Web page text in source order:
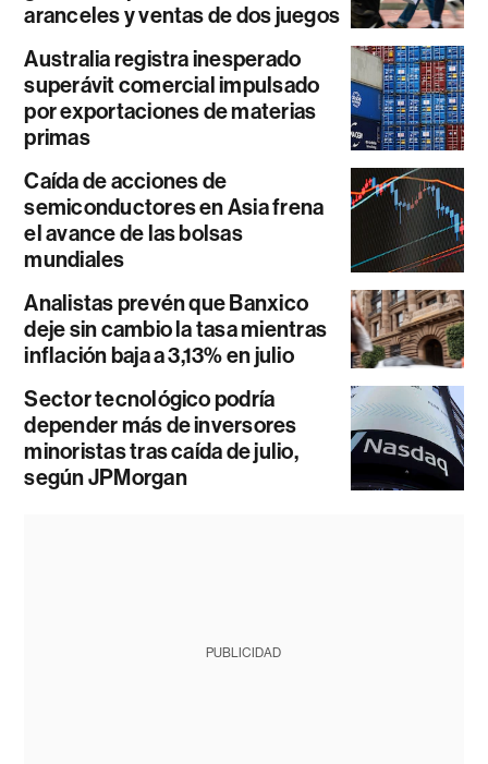
aranceles y ventas de dos juegos
Australia registra inesperado
superávit comercial impulsado
por exportaciones de materias
primas
Caída de acciones de
semiconductores en Asia frena
el avance de las bolsas
mundiales
Analistas prevén que Banxico
deje sin cambio la tasa mientras
inflación baja a 3,13% en julio
Sector tecnológico podría
depender más de inversores
minoristas tras caída de julio,
según JPMorgan
PUBLICIDAD